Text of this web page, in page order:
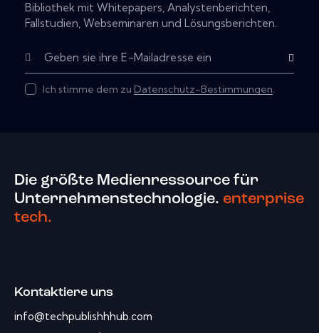
Bibliothek mit Whitepapers, Analystenberichten,
Fallstudien, Webseminaren und Lösungsberichten.
Subscribe
Ich stimme dem zu Datenschutz-Bestimmungen.
Die größte Medienressource für
Unternehmenstechnologie. enterprise
tech.
Kontaktiere uns
info@techpublishhhub.com